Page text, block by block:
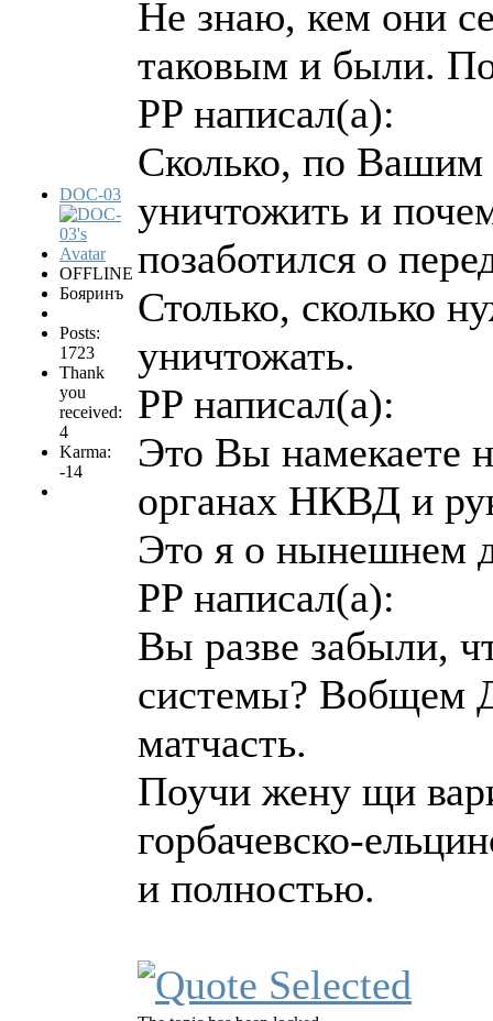
DOC-03
OFFLINE
Бояринъ
Posts:
1723
Thank
you
received:
4
Karma:
-14
Не знаю, кем они
таковым и были.
PP написал(а):
Сколько, по
уничтожить и
позаботился о
Столько, сколько
уничтожать.
PP написал(а):
Это Вы намекаете
органах НКВД и
Это я о нынешнем
PP написал(а):
Вы разве забыли,
системы? Вобщем
матчасть.
Поучи жену щи
горбачевско-
и полностью.